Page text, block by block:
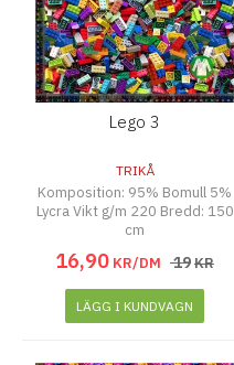
Lego 3
TRIKÅ
Komposition: 95% Bomull 5%
Lycra Vikt g/m 220 Bredd: 150
cm
16,90 KR/DM 19KR
LÄGG I KUNDVAGN